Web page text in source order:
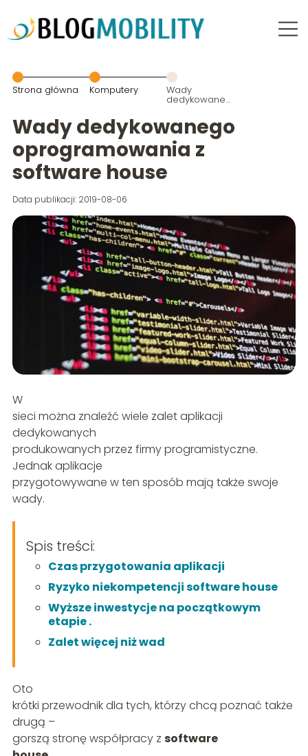
Strona główna Komputery Wady
dedykowanego
oprogramowania
house
Wady dedykowanego
oprogramowania z
software house
Data publikacji: 2019-08-06
W
sieci można znaleźć wiele zalet aplikacji
dedykowanych
produkowanych przez firmy programistyczne.
Jednak aplikacje
przygotowywane w ten sposób mają także swoje
wady.
Spis treści:
Czas przygotowania aplikacji
Ryzyko niekompetencji software house
Wyższe inwestycje na początkowym
etapie .
Zalet więcej niż wad
Oto
krótki przewodnik dla tych, którzy chcą poznać także
drugą –
gorszą stronę współpracy z software